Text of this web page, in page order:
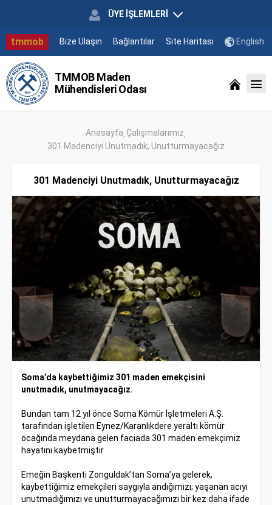
ÜYE İŞLEMLERİ
tmmob Bize Ulaşın Bağlantılar Site Haritası English
TMMOB Maden
Mühendisleri Odası
Anasayfa Çalışmalarımız
301 Madenciyi Unutmadık, Unutturmayacağız
301 Madenciyi Unutmadık, Unutturmayacağız
Soma’da kaybettiğimiz 301 maden emekçisini
unutmadık, unutmayacağız.
Bundan tam 12 yıl önce Soma Kömür İşletmeleri A.Ş.
tarafından işletilen Eynez/Karanlıkdere yeraltı kömür
ocağında meydana gelen faciada 301 maden emekçimiz
hayatını kaybetmiştir.
Emeğin Başkenti Zonguldak’tan Soma’ya gelerek,
kaybettiğimiz emekçileri saygıyla andığımızı; yaşanan acıyı
unutmadığımızı ve unutturmayacağımızı bir kez daha ifade